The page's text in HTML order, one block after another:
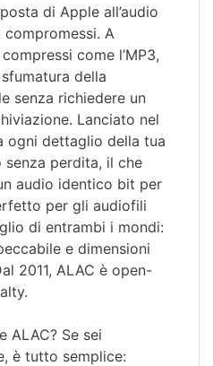
di Apple all’audio
A
come l’MP3,
della
senza richiedere un
Lanciato nel
ogni dettaglio della tua
perdita, il che
audio identico bit per
per gli audiofili
di entrambi i mondi:
e dimensioni
2011, ALAC è open-
ALAC? Se sei
è tutto semplice: